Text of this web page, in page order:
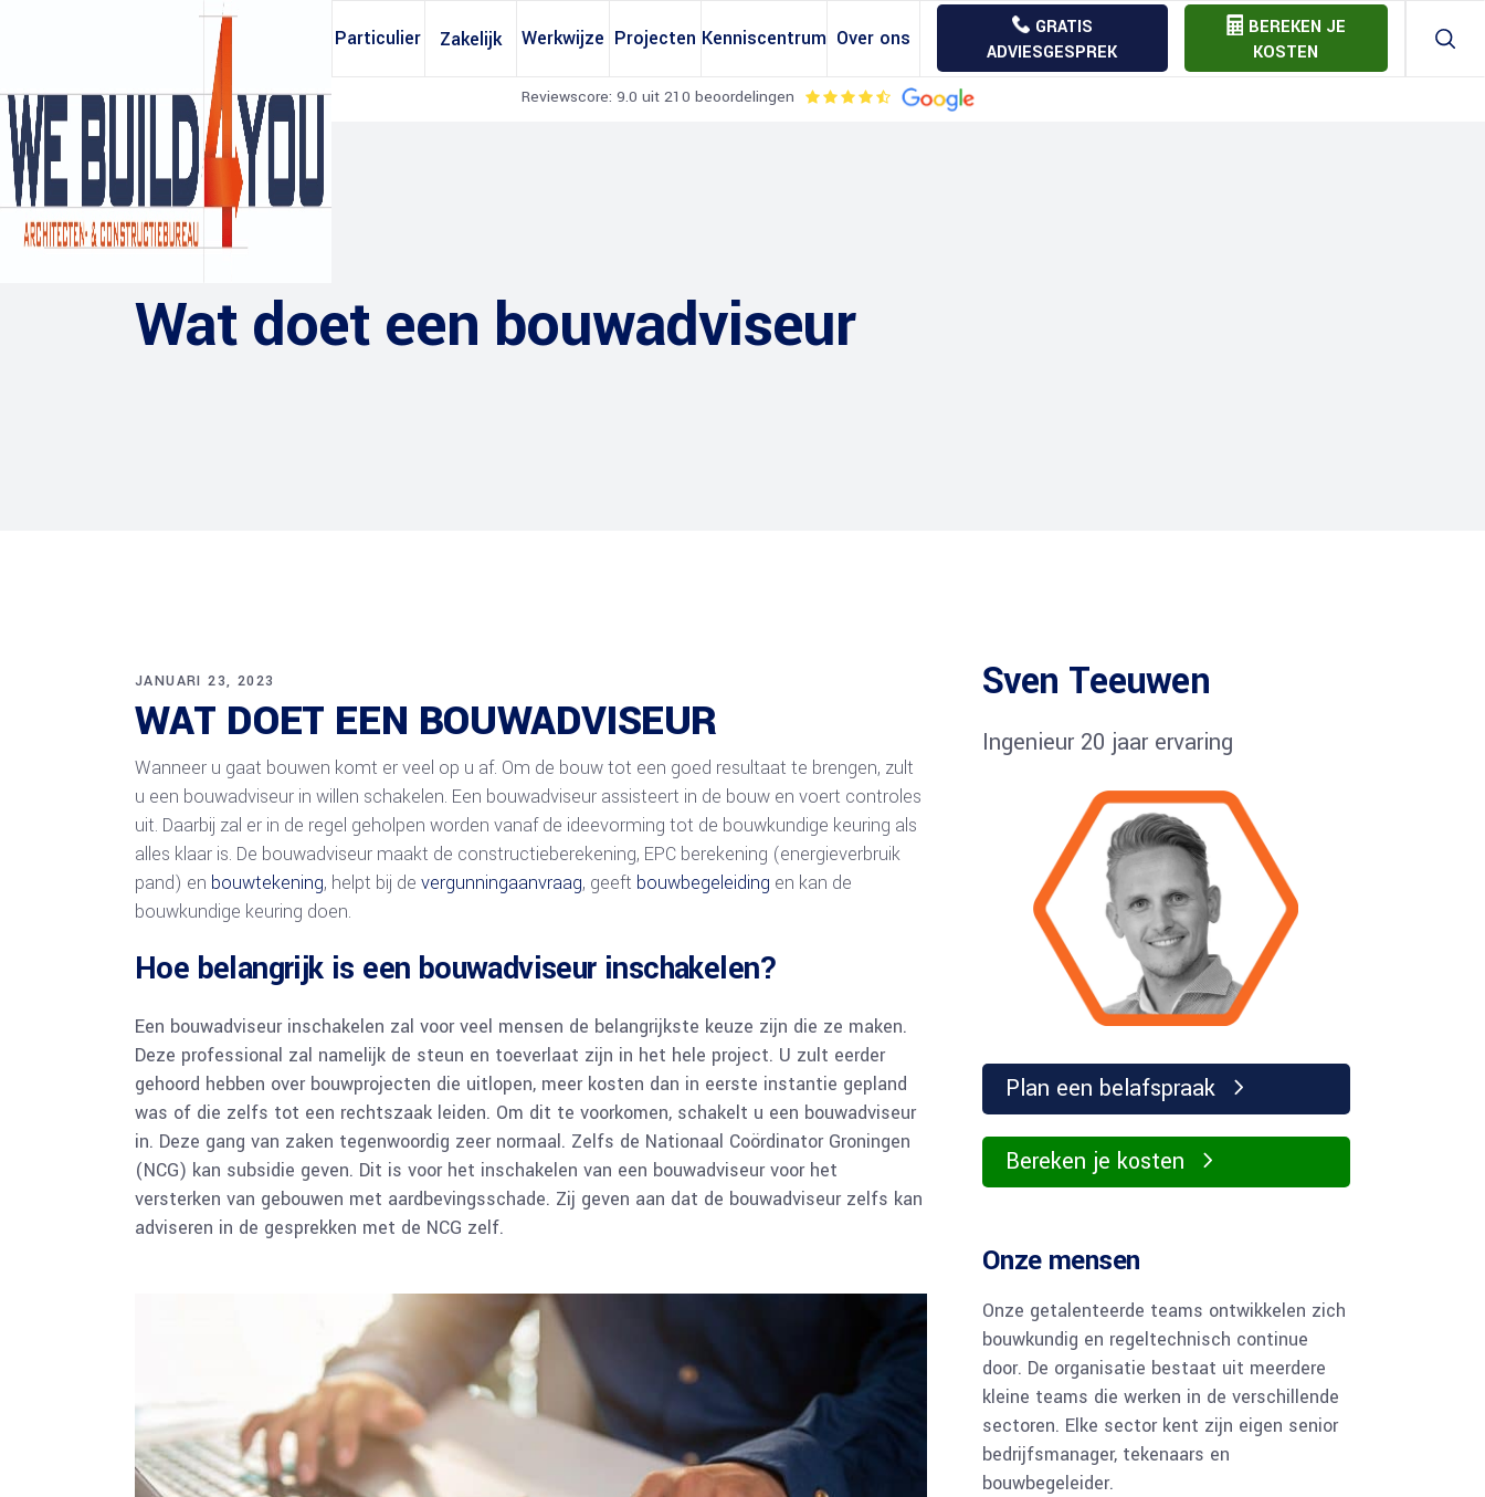
Reviewscore: 9.0 uit 210 beoordelingen
Particulier Zakelijk Werkwijze Projecten Kenniscentrum
Archief opvragen
3D Bouwtekening
Constructietekeningen
Tekening villa
2D Bouwtekening
Splitsingstekeningen
Constructieberekeningen
Omgevingsvergunning
Over ons
GRATIS
ADVIESGESPREK
BEREKEN JE
KOSTEN
Wat doet een bouwadviseur
JANUARI 23, 2023
WAT DOET EEN BOUWADVISEUR
Wanneer u gaat bouwen komt er veel op u af. Om de bouw tot een goed resultaat te brengen, zult
u een bouwadviseur in willen schakelen. Een bouwadviseur assisteert in de bouw en voert controles
uit. Daarbij zal er in de regel geholpen worden vanaf de ideevorming tot de bouwkundige keuring als
alles klaar is. De bouwadviseur maakt de constructieberekening, EPC berekening (energieverbruik
pand) en bouwtekening, helpt bij de vergunningaanvraag, geeft bouwbegeleiding en kan de
bouwkundige keuring doen.
Hoe belangrijk is een bouwadviseur inschakelen?
Een bouwadviseur inschakelen zal voor veel mensen de belangrijkste keuze zijn die ze maken.
Deze professional zal namelijk de steun en toeverlaat zijn in het hele project. U zult eerder
gehoord hebben over bouwprojecten die uitlopen, meer kosten dan in eerste instantie gepland
was of die zelfs tot een rechtszaak leiden. Om dit te voorkomen, schakelt u een bouwadviseur
in. Deze gang van zaken tegenwoordig zeer normaal. Zelfs de Nationaal Coördinator Groningen
(NCG) kan subsidie geven. Dit is voor het inschakelen van een bouwadviseur voor het
versterken van gebouwen met aardbevingsschade. Zij geven aan dat de bouwadviseur zelfs kan
adviseren in de gesprekken met de NCG zelf.
Sven Teeuwen
Ingenieur 20 jaar ervaring
Bereken je kosten
Plan een belafspraak
Onze mensen
Onze getalenteerde teams ontwikkelen zich
bouwkundig en regeltechnisch continue
door. De organisatie bestaat uit meerdere
kleine teams die werken in de verschillende
sectoren. Elke sector kent zijn eigen senior
bedrijfsmanager, tekenaars en
bouwbegeleider.